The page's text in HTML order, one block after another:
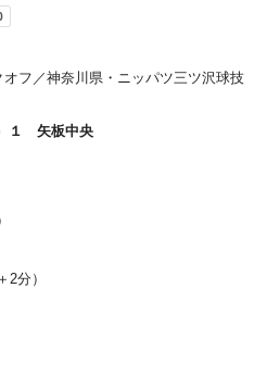
フ／神奈川県・ニッパツ三ツ沢球技
１ 矢板中央
分）